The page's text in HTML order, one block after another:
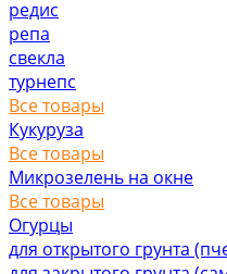
редис
репа
свекла
турнепс
Все товары
Кукуруза
Все товары
Микрозелень на окне
Все товары
Огурцы
для открытого грунта